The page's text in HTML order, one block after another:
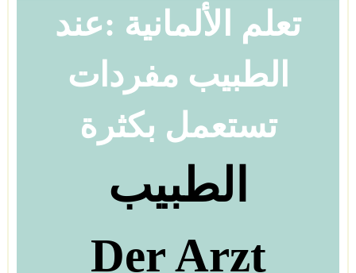
تعلم الألمانية :عند
الطبيب مفردات
تستعمل بكثرة
الطبيب
Der Arzt